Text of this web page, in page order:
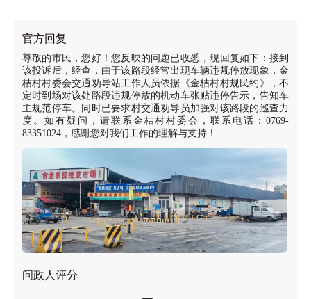
官方回复
尊敬的市民，您好！您反映的问题已收悉，现回复如下：接到
该投诉后，经查，由于该路段经常出现车辆违规停放现象，金
桔村村委会交通劝导站工作人员依据《金桔村村规民约》，不
定时到场对该处路段违规停放的机动车张贴违停告示，告知车
主规范停车。同时已要求村交通劝导员加强对该路段的巡查力
度。如有疑问，请联系金桔村村委会，联系电话：0769-
83351024，感谢您对我们工作的理解与支持！
问政人评分